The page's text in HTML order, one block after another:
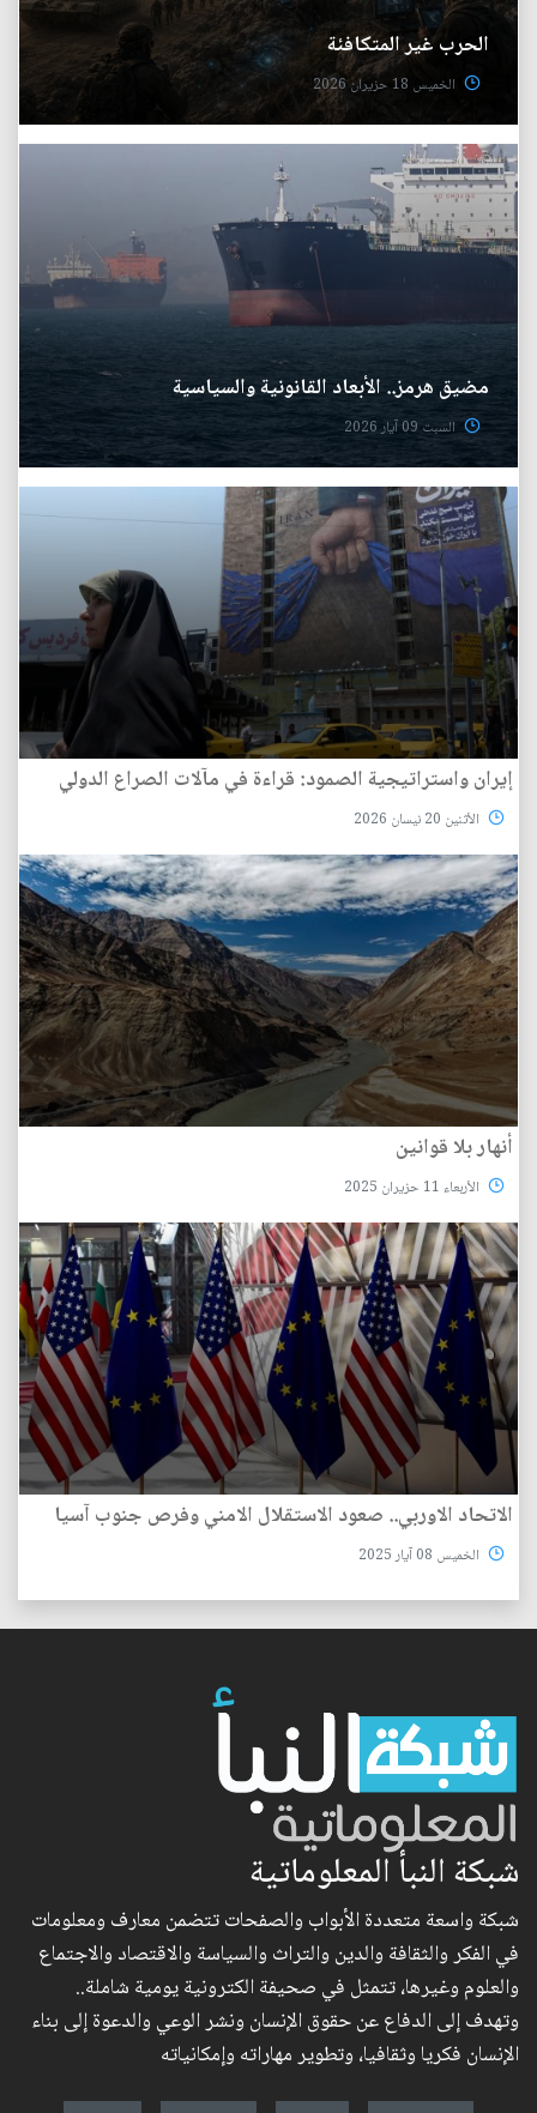
الحرب غير المتكافئة
الخميس 18 حزيران 2026
مضيق هرمز.. الأبعاد القانونية والسياسية
السبت 09 آيار 2026
إيران واستراتيجية الصمود: قراءة في مآلات الصراع الدولي
الأثنين 20 نيسان 2026
أنهار بلا قوانين
الأربعاء 11 حزيران 2025
الاتحاد الاوربي.. صعود الاستقلال الامني وفرص جنوب آسيا
الخميس 08 آيار 2025
شبكة النبأ المعلوماتية
شبكة واسعة متعددة الأبواب والصفحات تتضمن معارف ومعلومات
في الفكر والثقافة والدين والتراث والسياسة والاقتصاد والاجتماع
والعلوم وغيرها، تتمثل في صحيفة الكترونية يومية شاملة..
وتهدف إلى الدفاع عن حقوق الإنسان ونشر الوعي والدعوة إلى بناء
الإنسان فكريا وثقافيا، وتطوير مهاراته وإمكانياته